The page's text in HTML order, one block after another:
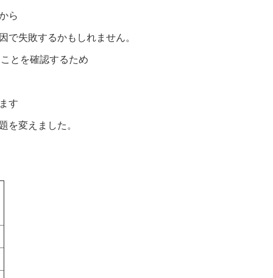
ら
失敗するかもしれません。
とを確認するため
す
を変えました。